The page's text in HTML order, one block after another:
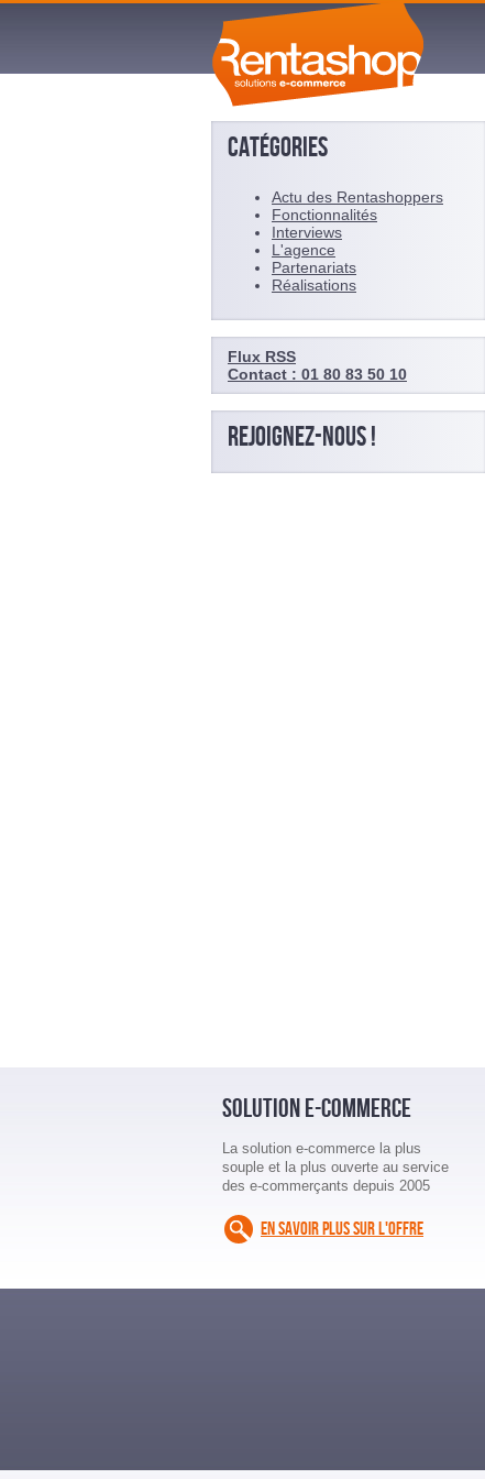
CATÉGORIES
Actu des Rentashoppers
Fonctionnalités
Interviews
L'agence
Partenariats
Réalisations
Flux RSS
Contact : 01 80 83 50 10
REJOIGNEZ-NOUS !
SOLUTION E-COMMERCE
La solution e-commerce la plus
souple et la plus ouverte au service
des e-commerçants depuis 2005
EN SAVOIR PLUS SUR L'OFFRE